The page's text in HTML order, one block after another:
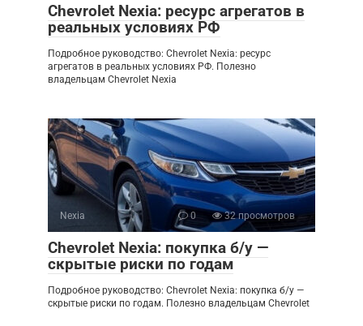
Chevrolet Nexia: ресурс агрегатов в
реальных условиях РФ
Подробное руководство: Chevrolet Nexia: ресурс
агрегатов в реальных условиях РФ. Полезно
владельцам Chevrolet Nexia
Nexia 0 32 просмотров
Chevrolet Nexia: покупка б/у —
скрытые риски по годам
Подробное руководство: Chevrolet Nexia: покупка б/у —
скрытые риски по годам. Полезно владельцам Chevrolet